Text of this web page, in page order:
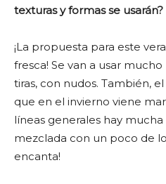
texturas y formas se usarán?
¡La propuesta para este
fresca! Se van a usar mucho
tiras, con nudos. También,
que en el invierno viene
líneas generales hay
mezclada con un poco de
encanta!